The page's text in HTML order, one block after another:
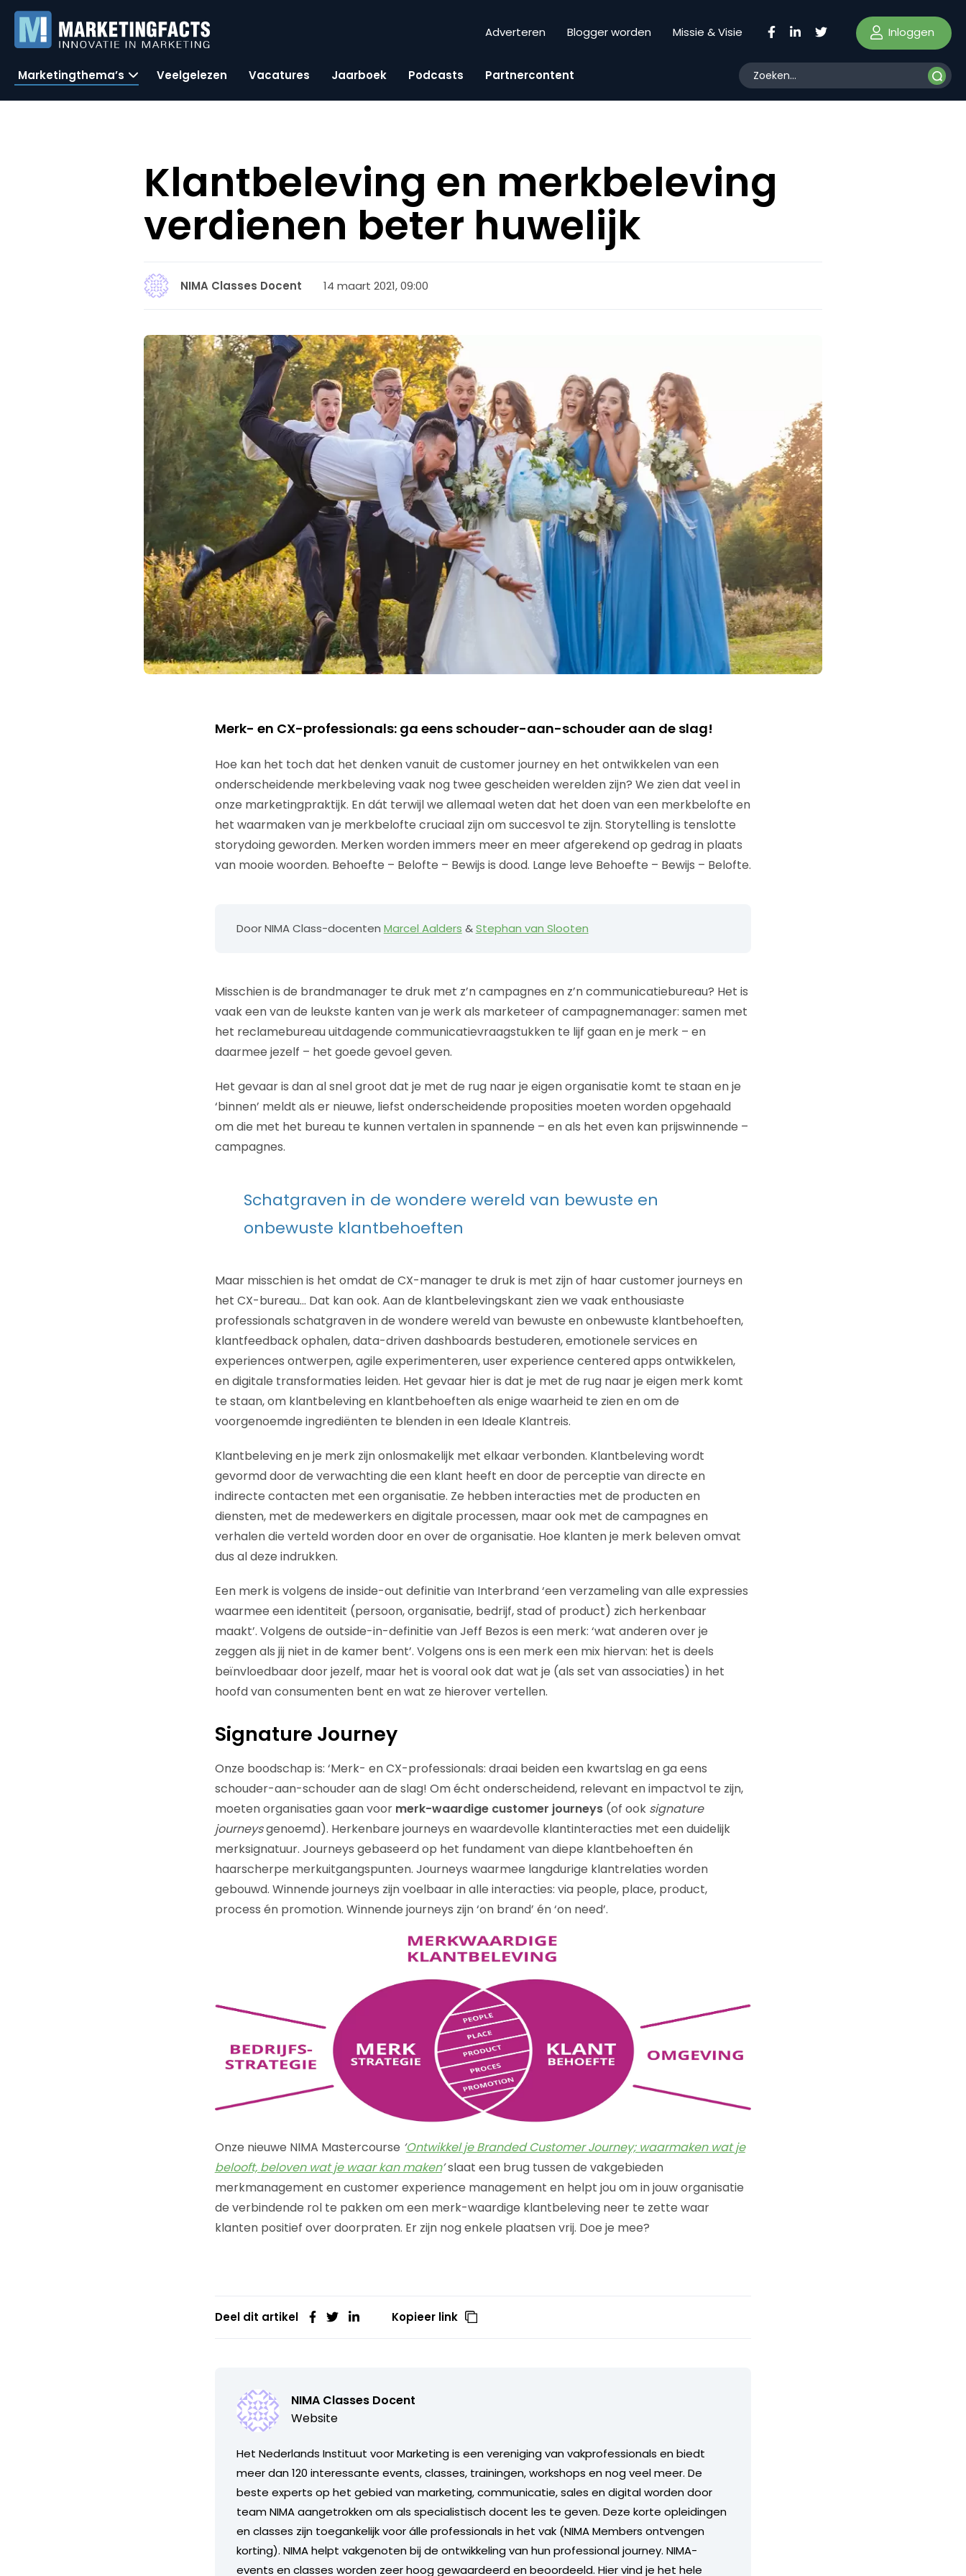
Adverteren Blogger worden Missie & Visie Inloggen
Marketingthema’s Veelgelezen Vacatures Jaarboek Podcasts Partnercontent
Klantbeleving en merkbeleving
verdienen beter huwelijk
NIMA Classes Docent 14 maart 2021, 09:00
Merk- en CX-professionals: ga eens schouder-aan-schouder aan de slag!
Hoe kan het toch dat het denken vanuit de customer journey en het ontwikkelen van een
onderscheidende merkbeleving vaak nog twee gescheiden werelden zijn? We zien dat veel in
onze marketingpraktijk. En dát terwijl we allemaal weten dat het doen van een merkbelofte en
het waarmaken van je merkbelofte cruciaal zijn om succesvol te zijn. Storytelling is tenslotte
storydoing geworden. Merken worden immers meer en meer afgerekend op gedrag in plaats
van mooie woorden. Behoefte – Belofte – Bewijs is dood. Lange leve Behoefte – Bewijs – Belofte.
Door NIMA Class-docenten Marcel Aalders &Stephan van Slooten
Misschien is de brandmanager te druk met z’n campagnes en z’n communicatiebureau? Het is
vaak een van de leukste kanten van je werk als marketeer of campagnemanager: samen met
het reclamebureau uitdagende communicatievraagstukken te lijf gaan en je merk – en
daarmee jezelf – het goede gevoel geven.
Het gevaar is dan al snel groot dat je met de rug naar je eigen organisatie komt te staan en je
‘binnen’ meldt als er nieuwe, liefst onderscheidende proposities moeten worden opgehaald
om die met het bureau te kunnen vertalen in spannende – en als het even kan prijswinnende –
campagnes.
Schatgraven in de wondere wereld van bewuste en
onbewuste klantbehoeften
Maar misschien is het omdat de CX-manager te druk is met zijn of haar customer journeys en
het CX-bureau… Dat kan ook. Aan de klantbelevingskant zien we vaak enthousiaste
professionals schatgraven in de wondere wereld van bewuste en onbewuste klantbehoeften,
klantfeedback ophalen, data-driven dashboards bestuderen, emotionele services en
experiences ontwerpen, agile experimenteren, user experience centered apps ontwikkelen,
en digitale transformaties leiden. Het gevaar hier is dat je met de rug naar je eigen merk komt
te staan, om klantbeleving en klantbehoeften als enige waarheid te zien en om de
voorgenoemde ingrediënten te blenden in een Ideale Klantreis.
Klantbeleving en je merk zijn onlosmakelijk met elkaar verbonden. Klantbeleving wordt
gevormd door de verwachting die een klant heeft en door de perceptie van directe en
indirecte contacten met een organisatie. Ze hebben interacties met de producten en
diensten, met de medewerkers en digitale processen, maar ook met de campagnes en
verhalen die verteld worden door en over de organisatie. Hoe klanten je merk beleven omvat
dus al deze indrukken.
Een merk is volgens de inside-out definitie van Interbrand ‘een verzameling van alle expressies
waarmee een identiteit (persoon, organisatie, bedrijf, stad of product) zich herkenbaar
maakt’. Volgens de outside-in-definitie van Jeff Bezos is een merk: ‘wat anderen over je
zeggen als jij niet in de kamer bent’. Volgens ons is een merk een mix hiervan: het is deels
beïnvloedbaar door jezelf, maar het is vooral ook dat wat je (als set van associaties) in het
hoofd van consumenten bent en wat ze hierover vertellen.
Signature Journey
Onze boodschap is: ‘Merk- en CX-professionals: draai beiden een kwartslag en ga eens
schouder-aan-schouder aan de slag! Om écht onderscheidend, relevant en impactvol te zijn,
moeten organisaties gaan voor merk-waardige customer journeys (of ook signature
journeysgenoemd). Herkenbare journeys en waardevolle klantinteracties met een duidelijk
merksignatuur. Journeys gebaseerd op het fundament van diepe klantbehoeften én
haarscherpe merkuitgangspunten. Journeys waarmee langdurige klantrelaties worden
gebouwd. Winnende journeys zijn voelbaar in alle interacties: via people, place, product,
process én promotion. Winnende journeys zijn ‘on brand’ én ‘on need’.
Onze nieuwe NIMA Mastercourse ‘Ontwikkel je Branded Customer Journey; waarmaken wat je
belooft, beloven wat je waar kan maken’slaat een brug tussen de vakgebieden
merkmanagement en customer experience management en helpt jou om in jouw organisatie
de verbindende rol te pakken om een merk-waardige klantbeleving neer te zette waar
klanten positief over doorpraten. Er zijn nog enkele plaatsen vrij. Doe je mee?
Deel dit artikel Kopieer link
NIMA Classes Docent
Website
Het Nederlands Instituut voor Marketing is een vereniging van vakprofessionals en biedt
meer dan 120 interessante events, classes, trainingen, workshops en nog veel meer. De
beste experts op het gebied van marketing, communicatie, sales en digital worden door
team NIMA aangetrokken om als specialistisch docent les te geven. Deze korte opleidingen
en classes zijn toegankelijk voor álle professionals in het vak (NIMA Members ontvengen
korting). NIMA helpt vakgenoten bij de ontwikkeling van hun professional journey. NIMA-
events en classes worden zeer hoog gewaardeerd en beoordeeld. Hier vind je het hele